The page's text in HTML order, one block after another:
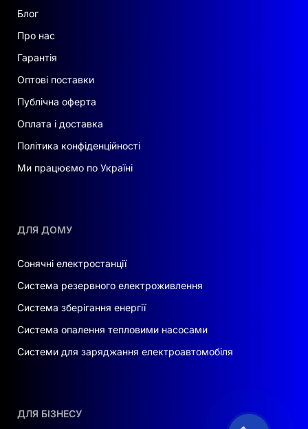
Блог
Про нас
Гарантія
Оптові поставки
Публічна оферта
Оплата і доставка
Політика конфіденційності
Ми працюємо по Україні
ДЛЯ ДОМУ
Сонячні електростанції
Система резервного електроживлення
Система зберігання енергії
Система опалення тепловими насосами
Системи для заряджання електроавтомобіля
ДЛЯ БІЗНЕСУ